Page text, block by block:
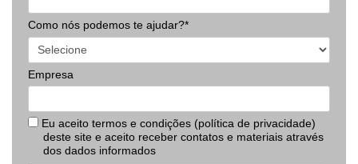
Como nós podemos te ajudar?*
Empresa
Eu aceito termos e condições (política de privacidade)
deste site e aceito receber contatos e materiais através
dos dados informados